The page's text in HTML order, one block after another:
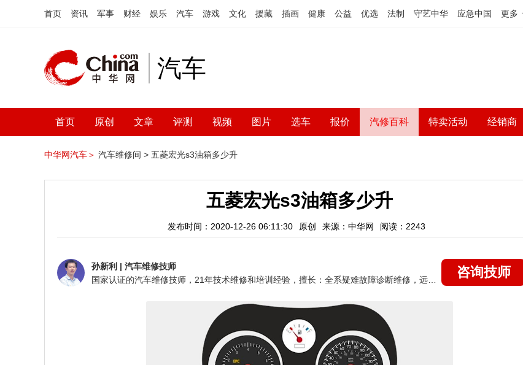
首页 资讯 军事 财经 娱乐 汽车 游戏 文化 援藏 插画 健康 公益 优选 法制 守艺中华 应急中国 更多
汽车
首页 原创 文章 评测 视频 图片 选车 报价 汽修百科 特卖活动 经销商
中华网汽车＞ 汽车维修间 > 五菱宏光s3油箱多少升
五菱宏光s3油箱多少升
发布时间：2020-12-26 06:11:30 原创 来源：中华网 阅读：2243
孙新利 | 汽车维修技师
咨询技师